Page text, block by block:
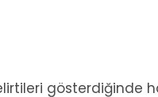
gösterdiğinde